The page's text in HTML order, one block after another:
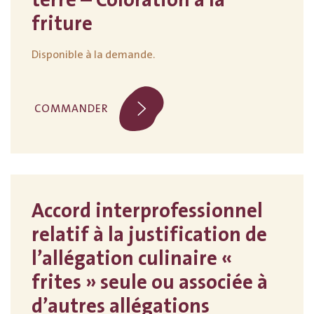
friture
Disponible à la demande.
COMMANDER
Accord interprofessionnel
relatif à la justification de
l’allégation culinaire «
frites » seule ou associée à
d’autres allégations